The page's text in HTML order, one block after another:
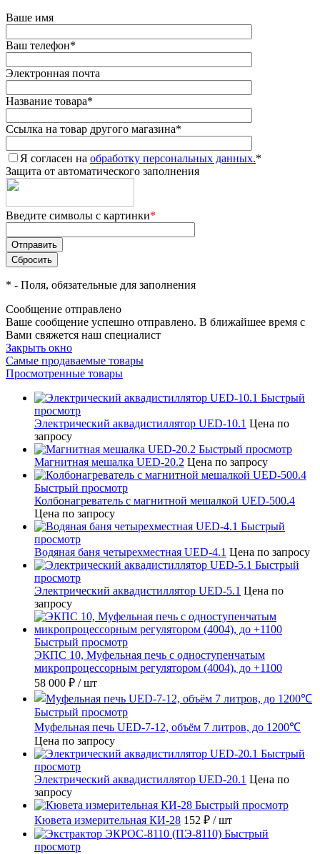
Ваше имя
Ваш телефон*
Электронная почта
Название товара*
Ссылка на товар другого магазина*
Я согласен на обработку персональных данных.*
Защита от автоматического заполнения
Введите символы с картинки*
* - Поля, обязательные для заполнения
Сообщение отправлено
Ваше сообщение успешно отправлено. В ближайшее время с
Вами свяжется наш специалист
Закрыть окно
Самые продаваемые товары
Просмотренные товары
Быстрый
просмотр
Электрический аквадистиллятор UED-10.1 Цена по
запросу
Быстрый просмотр
Магнитная мешалка UED-20.2 Цена по запросу
Быстрый просмотр
Колбонагреватель с магнитной мешалкой UED-500.4
Цена по запросу
Быстрый
просмотр
Водяная баня четырехместная UED-4.1 Цена по запросу
Быстрый
просмотр
Электрический аквадистиллятор UED-5.1 Цена по
запросу
Быстрый просмотр
ЭКПС 10, Муфельная печь с одноступенчатым
микропроцессорным регулятором (4004), до +1100
58 000 ₽ / шт
Быстрый просмотр
Муфельная печь UED-7-12, объём 7 литров, до 1200℃
Цена по запросу
Быстрый
просмотр
Электрический аквадистиллятор UED-20.1 Цена по
запросу
Быстрый просмотр
Кювета измерительная КИ-28 152 ₽ / шт
Быстрый
просмотр